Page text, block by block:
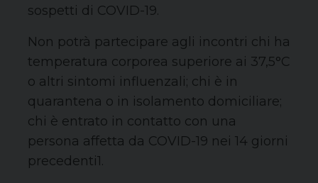
sospetti di COVID-19.
Non potrà partecipare agli incontri chi ha
temperatura corporea superiore ai 37,5°C
o altri sintomi influenzali; chi è in
quarantena o in isolamento domiciliare;
chi è entrato in contatto con una
persona affetta da COVID-19 nei 14 giorni
precedenti1.